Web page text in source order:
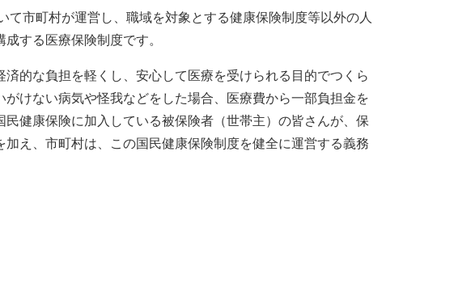
て市町村が運営し、職域を対象とする健康保険制度等以外の人
する医療保険制度です。
的な負担を軽くし、安心して医療を受けられる目的でつくら
けない病気や怪我などをした場合、医療費から一部負担金を
健康保険に加入している被保険者（世帯主）の皆さんが、保
え、市町村は、この国民健康保険制度を健全に運営する義務